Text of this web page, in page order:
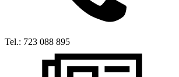
Tel.: 723 088 895